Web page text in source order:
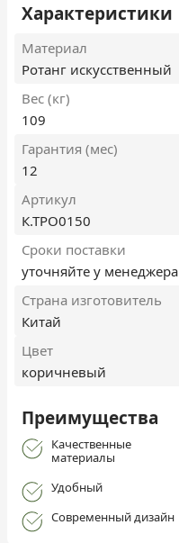
Характеристики
Материал
Ротанг искусственный
Вес (кг)
109
Гарантия (мес)
12
Артикул
К.ТРО0150
Сроки поставки
уточняйте у менеджера
Страна изготовитель
Китай
Цвет
коричневый
Преимущества
Качественные
материалы
Удобный
Современный дизайн